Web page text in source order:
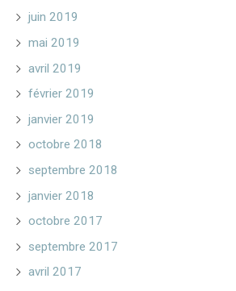
juin 2019
mai 2019
avril 2019
février 2019
janvier 2019
octobre 2018
septembre 2018
janvier 2018
octobre 2017
septembre 2017
avril 2017